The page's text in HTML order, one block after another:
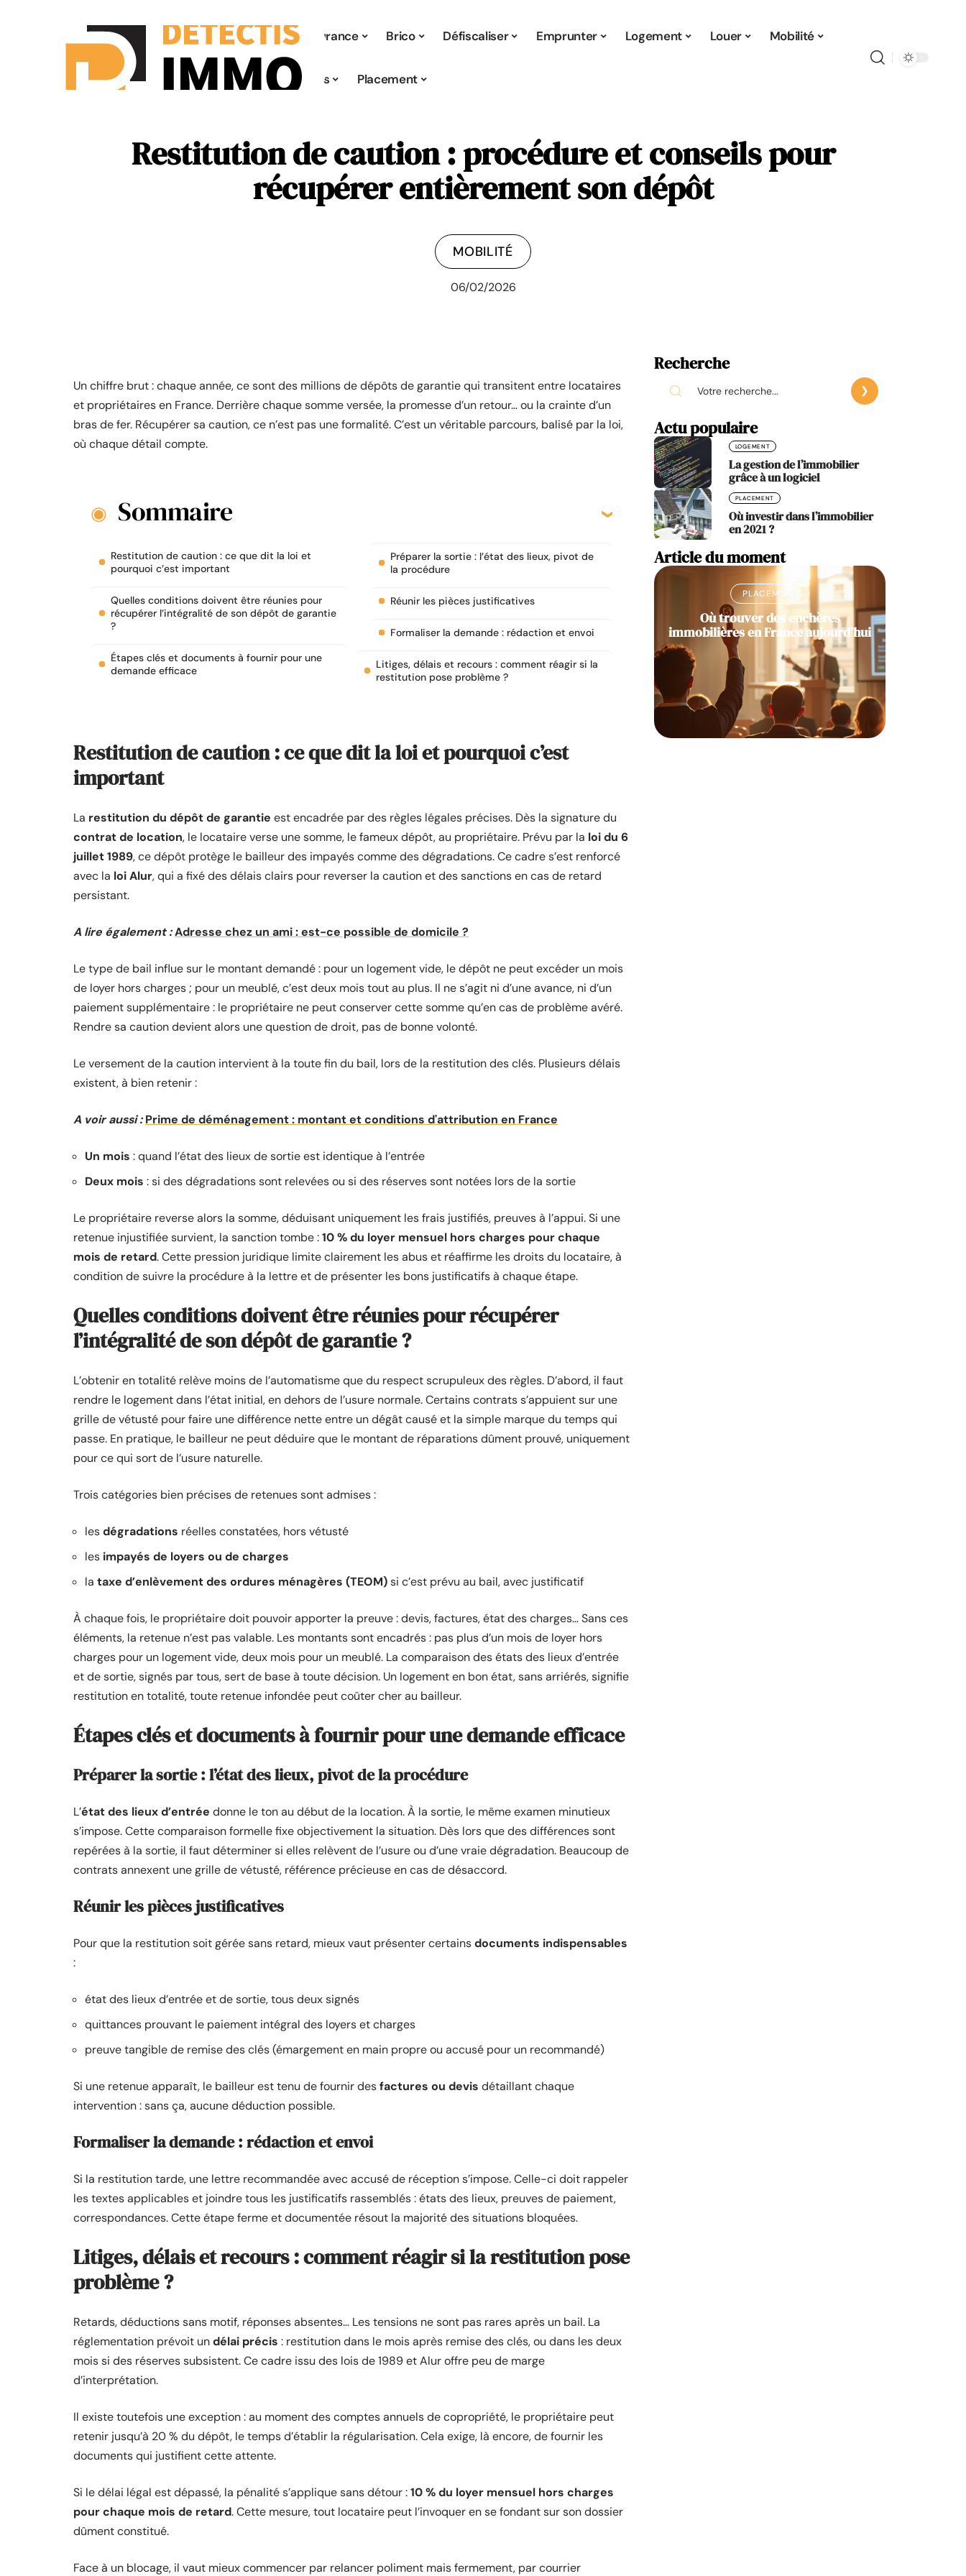
Assurance Brico Défiscaliser Emprunter Logement Louer Mobilité
News Placement
Restitution de caution : procédure et conseils pour
récupérer entièrement son dépôt
MOBILITÉ
06/02/2026
Un chiffre brut : chaque année, ce sont des millions de dépôts de garantie qui transitent entre locataires
et propriétaires en France. Derrière chaque somme versée, la promesse d’un retour… ou la crainte d’un
bras de fer. Récupérer sa caution, ce n’est pas une formalité. C’est un véritable parcours, balisé par la loi,
où chaque détail compte.
Sommaire
Restitution de caution : ce que dit la loi et
pourquoi c’est important
Quelles conditions doivent être réunies pour
récupérer l’intégralité de son dépôt de garantie
?
Étapes clés et documents à fournir pour une
demande efficace
Préparer la sortie : l’état des lieux, pivot de
la procédure
Réunir les pièces justificatives
Formaliser la demande : rédaction et envoi
Litiges, délais et recours : comment réagir si la
restitution pose problème ?
Restitution de caution : ce que dit la loi et pourquoi c’est
important
La restitution du dépôt de garantie est encadrée par des règles légales précises. Dès la signature du
contrat de location, le locataire verse une somme, le fameux dépôt, au propriétaire. Prévu par la loi du 6
juillet 1989, ce dépôt protège le bailleur des impayés comme des dégradations. Ce cadre s’est renforcé
avec la loi Alur, qui a fixé des délais clairs pour reverser la caution et des sanctions en cas de retard
persistant.
A lire également :Adresse chez un ami : est-ce possible de domicile ?
Le type de bail influe sur le montant demandé : pour un logement vide, le dépôt ne peut excéder un mois
de loyer hors charges ; pour un meublé, c’est deux mois tout au plus. Il ne s’agit ni d’une avance, ni d’un
paiement supplémentaire : le propriétaire ne peut conserver cette somme qu’en cas de problème avéré.
Rendre sa caution devient alors une question de droit, pas de bonne volonté.
Le versement de la caution intervient à la toute fin du bail, lors de la restitution des clés. Plusieurs délais
existent, à bien retenir :
A voir aussi : Prime de déménagement : montant et conditions d'attribution en France
Un mois : quand l’état des lieux de sortie est identique à l’entrée
Deux mois : si des dégradations sont relevées ou si des réserves sont notées lors de la sortie
Le propriétaire reverse alors la somme, déduisant uniquement les frais justifiés, preuves à l’appui. Si une
retenue injustifiée survient, la sanction tombe :10 % du loyer mensuel hors charges pour chaque
mois de retard. Cette pression juridique limite clairement les abus et réaffirme les droits du locataire, à
condition de suivre la procédure à la lettre et de présenter les bons justificatifs à chaque étape.
Quelles conditions doivent être réunies pour récupérer
l’intégralité de son dépôt de garantie ?
L’obtenir en totalité relève moins de l’automatisme que du respect scrupuleux des règles. D’abord, il faut
rendre le logement dans l’état initial, en dehors de l’usure normale. Certains contrats s’appuient sur une
grille de vétusté pour faire une différence nette entre un dégât causé et la simple marque du temps qui
passe. En pratique, le bailleur ne peut déduire que le montant de réparations dûment prouvé, uniquement
pour ce qui sort de l’usure naturelle.
Trois catégories bien précises de retenues sont admises :
lesdégradations réelles constatées, hors vétusté
les impayés de loyers ou de charges
la taxe d’enlèvement des ordures ménagères (TEOM)si c’est prévu au bail, avec justificatif
À chaque fois, le propriétaire doit pouvoir apporter la preuve : devis, factures, état des charges… Sans ces
éléments, la retenue n’est pas valable. Les montants sont encadrés : pas plus d’un mois de loyer hors
charges pour un logement vide, deux mois pour un meublé. La comparaison des états des lieux d’entrée
et de sortie, signés par tous, sert de base à toute décision. Un logement en bon état, sans arriérés, signifie
restitution en totalité, toute retenue infondée peut coûter cher au bailleur.
Étapes clés et documents à fournir pour une demande efficace
Préparer la sortie : l’état des lieux, pivot de la procédure
L’état des lieux d’entrée donne le ton au début de la location. À la sortie, le même examen minutieux
s’impose. Cette comparaison formelle fixe objectivement la situation. Dès lors que des différences sont
repérées à la sortie, il faut déterminer si elles relèvent de l’usure ou d’une vraie dégradation. Beaucoup de
contrats annexent une grille de vétusté, référence précieuse en cas de désaccord.
Réunir les pièces justificatives
Pour que la restitution soit gérée sans retard, mieux vaut présenter certainsdocuments indispensables
:
état des lieux d’entrée et de sortie, tous deux signés
quittances prouvant le paiement intégral des loyers et charges
preuve tangible de remise des clés (émargement en main propre ou accusé pour un recommandé)
Si une retenue apparaît, le bailleur est tenu de fournir desfactures ou devis détaillant chaque
intervention : sans ça, aucune déduction possible.
Formaliser la demande : rédaction et envoi
Si la restitution tarde, une lettre recommandée avec accusé de réception s’impose. Celle-ci doit rappeler
les textes applicables et joindre tous les justificatifs rassemblés : états des lieux, preuves de paiement,
correspondances. Cette étape ferme et documentée résout la majorité des situations bloquées.
Litiges, délais et recours : comment réagir si la restitution pose
problème ?
Retards, déductions sans motif, réponses absentes… Les tensions ne sont pas rares après un bail. La
réglementation prévoit undélai précis : restitution dans le mois après remise des clés, ou dans les deux
mois si des réserves subsistent. Ce cadre issu des lois de 1989 et Alur offre peu de marge
d’interprétation.
Il existe toutefois une exception : au moment des comptes annuels de copropriété, le propriétaire peut
retenir jusqu’à 20 % du dépôt, le temps d’établir la régularisation. Cela exige, là encore, de fournir les
documents qui justifient cette attente.
Si le délai légal est dépassé, la pénalité s’applique sans détour :10 % du loyer mensuel hors charges
pour chaque mois de retard. Cette mesure, tout locataire peut l’invoquer en se fondant sur son dossier
dûment constitué.
Face à un blocage, il vaut mieux commencer par relancer poliment mais fermement, par courrier
Recherche
Actu populaire
LOGEMENT
La gestion de l’immobilier
grâce à un logiciel
PLACEMENT
Où investir dans l’immobilier
en 2021 ?
Article du moment
PLACEMENT
Où trouver des enchères
immobilières en France aujourd’hui